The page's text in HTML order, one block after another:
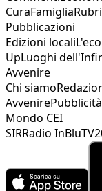
CuraFamiglia
Pubblicazioni
Edizioni locali
UpLuoghi
Avvenire
Chi siamo
AvvenirePubblicità
Mondo CEI
SIRRadio InBlu